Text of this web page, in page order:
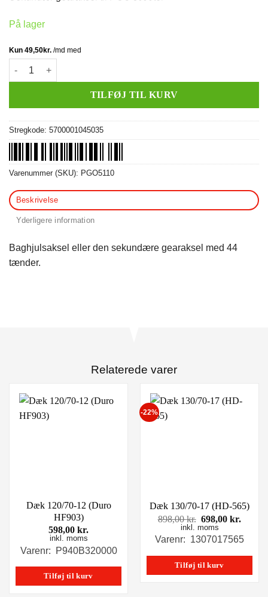
På lager
Gearaksel antal
TILFØJ TIL KURV
Stregkode: 5700001045035
Varenummer (SKU): PGO5110
Beskrivelse
Yderligere information
Baghjulsaksel eller den sekundære gearaksel med 44
tænder.
Relaterede varer
Dæk 120/70-12 (Duro
HF903)
598,00 kr.
inkl. moms
Varenr: P940B320000
Tilføj til kurv
-22%
Dæk 130/70-17 (HD-565)
898,00kr. Den
oprindelige
pris
898,00 kr..
698,00kr.
pris
inkl. moms
Varenr: 1307017565
Tilføj til kurv